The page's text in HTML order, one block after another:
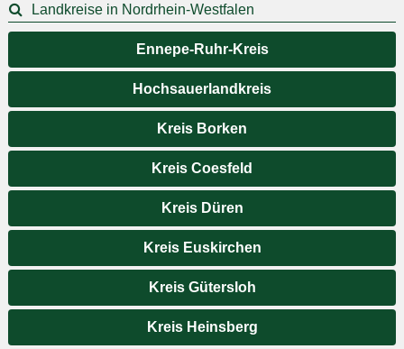
Landkreise in Nordrhein-Westfalen
Ennepe-Ruhr-Kreis
Hochsauerlandkreis
Kreis Borken
Kreis Coesfeld
Kreis Düren
Kreis Euskirchen
Kreis Gütersloh
Kreis Heinsberg